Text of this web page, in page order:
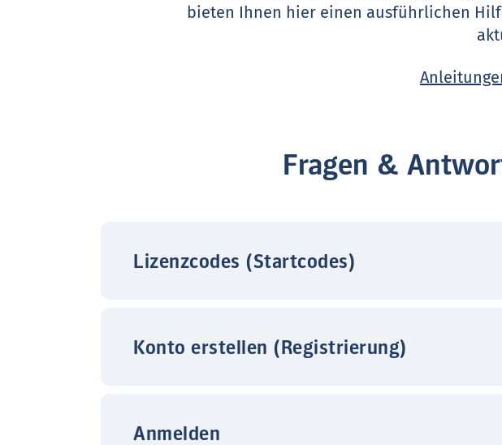
bieten Ihnen hier einen ausführlichen
Fragen &
Lizenzcodes (Startcodes)
Konto erstellen (Registrierung)
Anmelden